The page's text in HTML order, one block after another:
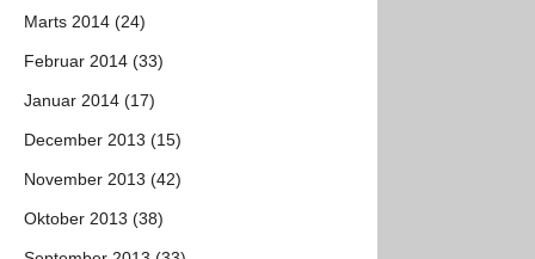
Marts 2014 (24)
Februar 2014 (33)
Januar 2014 (17)
December 2013 (15)
November 2013 (42)
Oktober 2013 (38)